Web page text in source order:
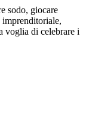
sodo, giocare
imprenditoriale,
voglia di celebrare i